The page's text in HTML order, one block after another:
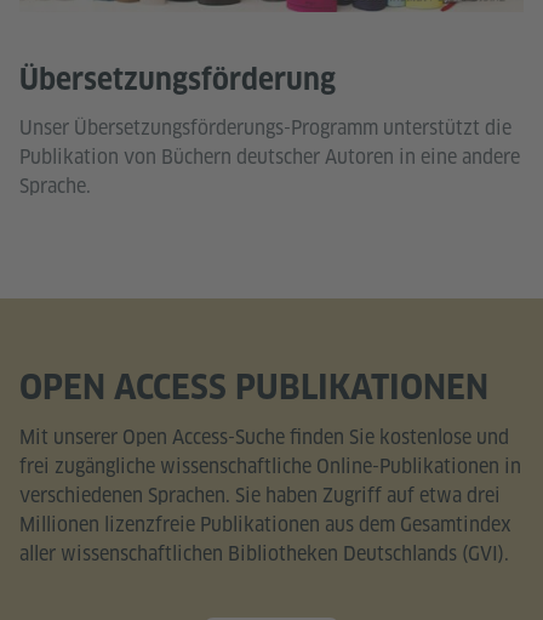
Übersetzungs­förderung
Unser Übersetzungsförderungs-Programm unterstützt die
Publikation von Büchern deutscher Autoren in eine andere
Sprache.
OPEN ACCESS PUBLIKATIONEN
Mit unserer Open Access-Suche finden Sie kostenlose und
frei zugängliche wissenschaftliche Online-Publikationen in
verschiedenen Sprachen. Sie haben Zugriff auf etwa drei
Millionen lizenzfreie Publikationen aus dem Gesamtindex
aller wissenschaftlichen Bibliotheken Deutschlands (GVI).